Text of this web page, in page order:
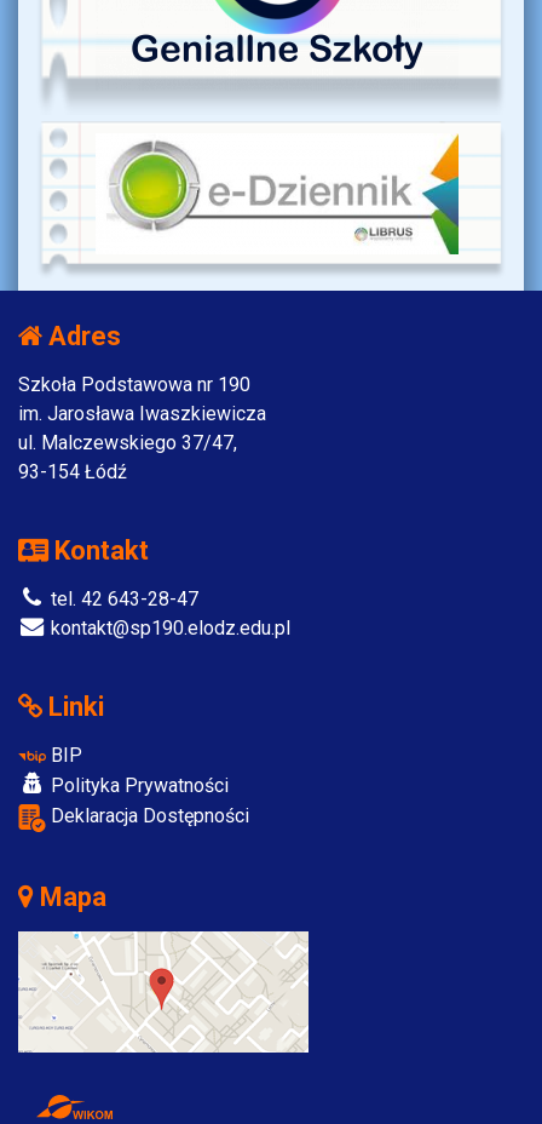
Adres
Szkoła Podstawowa nr 190
im. Jarosława Iwaszkiewicza
ul. Malczewskiego 37/47,
93-154 Łódź
Kontakt
tel. 42 643-28-47
kontakt@sp190.elodz.edu.pl
Linki
BIP
Polityka Prywatności
Deklaracja Dostępności
Mapa